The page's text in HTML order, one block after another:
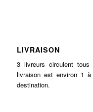
LIVRAISON
3 livreurs circulent
livraison est environ 1
destination.